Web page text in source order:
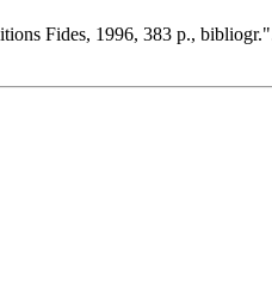
Fides, 1996, 383 p.,